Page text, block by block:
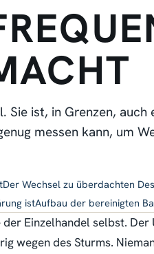
Sie ist, in Grenzen, auch
messen kann, um
Der Wechsel zu überdachten
istAufbau der bereinigten
Einzelhandel selbst.
wegen des Sturms.